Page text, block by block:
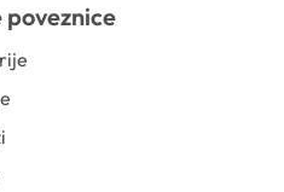
poveznice